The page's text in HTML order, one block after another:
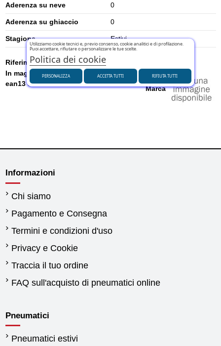
Aderenza su neve 0
Aderenza su ghiaccio 0
Stagione Estivi
Marca
Riferimento U3202021SHA
In magazzino 1 Articolo
ean13 8684209840951
Informazioni
Chi siamo
Pagamento e Consegna
Termini e condizioni d'uso
Privacy e Cookie
Traccia il tuo ordine
FAQ sull'acquisto di pneumatici online
Pneumatici
Pneumatici estivi
Utilizziamo cookie tecnici e, previo consenso, cookie analitici e di profilazione.
Puoi accettare, rifiutare o personalizzare le tue scelte.
Politica dei cookie
PERSONALIZZA RIFIUTA TUTTI
ACCETTA TUTTI